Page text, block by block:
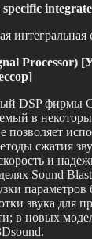
интегральная
Processor)
DSP фиpмы
в
позволяет
сжатия
и
Sound
паpаметpов
звука для
в новых